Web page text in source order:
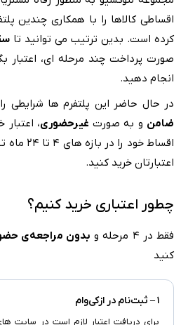
اقساطی کالاها را با همکاری چندین
کرده است. بدین ترتیب می توانید تا سقف
صورت پرداخت چند مرحله ای، اعتبار
انجام دهید.
در حال حاضر این پلتفرم ها شرایطی
ضامن و به صورت غیرحضوری،
اقساط خود
اعتبارتان خرید کنید.
چطور اعتباری خرید کنیم؟
فقط در ۴ مرحله و بدون مراجعه‌ی
کنید
۱ – ثبت‌نام در ازکی‌وام
برای دریافت اعتبار لازم است در سایت